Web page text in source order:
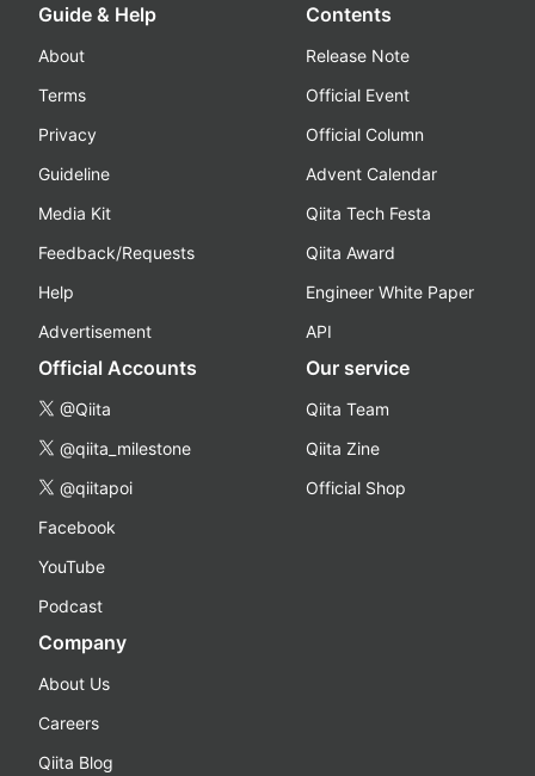
Guide & Help
About
Terms
Privacy
Guideline
Media Kit
Feedback/Requests
Help
Advertisement
Contents
Release Note
Official Event
Official Column
Advent Calendar
Qiita Tech Festa
Qiita Award
Engineer White Paper
API
Official Accounts
@Qiita
@qiita_milestone
@qiitapoi
Facebook
YouTube
Podcast
Our service
Qiita Team
Qiita Zine
Official Shop
Company
About Us
Careers
Qiita Blog